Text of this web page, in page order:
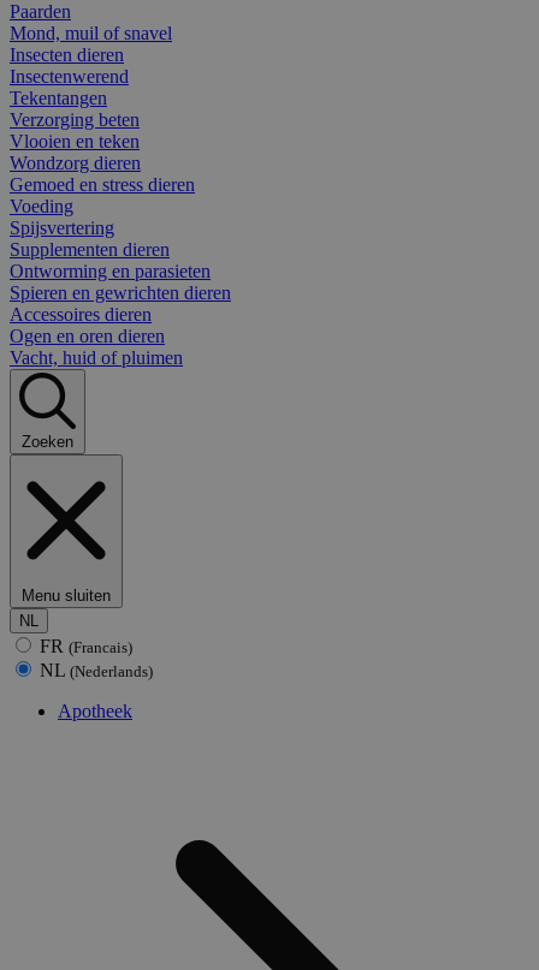
Paarden
Mond, muil of snavel
Insecten dieren
Insectenwerend
Tekentangen
Verzorging beten
Vlooien en teken
Wondzorg dieren
Gemoed en stress dieren
Voeding
Spijsvertering
Supplementen dieren
Ontworming en parasieten
Spieren en gewrichten dieren
Accessoires dieren
Ogen en oren dieren
Vacht, huid of pluimen
Zoeken
Menu sluiten
NL
FR (Francais)
NL (Nederlands)
Apotheek